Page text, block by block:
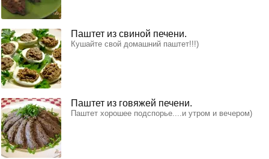
Паштет из свиной печени.
Кушайте свой домашний паштет!!!)
Паштет из говяжей печени.
Паштет хорошее подспорье....и утром и вечером)